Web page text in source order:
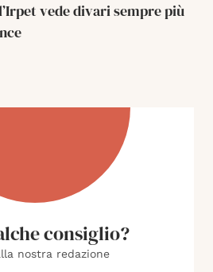
vede divari sempre più
consiglio?
nostra redazione